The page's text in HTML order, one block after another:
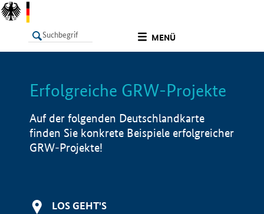
MENÜ
LISTE Info
Erfolgreiche GRW-Projekte
Auf der folgenden Deutschlandkarte
finden Sie konkrete Beispiele erfolgreicher
GRW-Projekte!
LOS GEHT'S